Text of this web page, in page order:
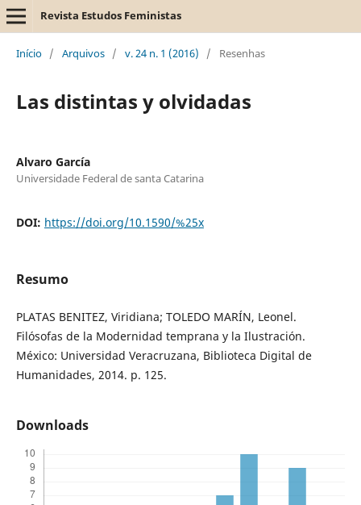
Revista Estudos Feministas
Início / Arquivos / v. 24 n. 1 (2016) / Resenhas
Las distintas y olvidadas
Alvaro García
Universidade Federal de santa Catarina
DOI: https://doi.org/10.1590/%25x
Resumo
PLATAS BENITEZ, Viridiana; TOLEDO MARÍN, Leonel.
Filósofas de la Modernidad temprana y la Ilustración.
México: Universidad Veracruzana, Biblioteca Digital de
Humanidades, 2014. p. 125.
Downloads